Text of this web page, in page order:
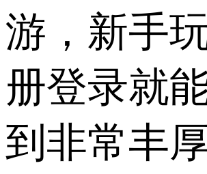
游，新手
册登录就
到非常丰